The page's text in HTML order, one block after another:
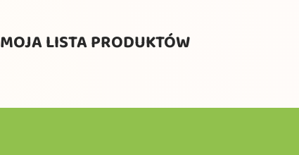
MOJA LISTA PRODUKTÓW